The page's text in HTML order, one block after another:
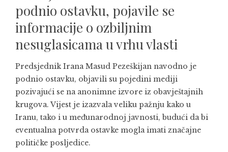
podnio ostavku, pojavile se
informacije o ozbiljnim
nesuglasicama u vrhu vlasti
Predsjednik Irana Masud Pezeškijan navodno je
podnio ostavku, objavili su pojedini mediji
pozivajući se na anonimne izvore iz obavještajnih
krugova. Vijest je izazvala veliku pažnju kako u
Iranu, tako i u međunarodnoj javnosti, budući da bi
eventualna potvrda ostavke mogla imati značajne
političke posljedice.